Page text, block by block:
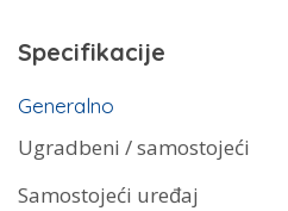
Specifikacije
Generalno
Ugradbeni / samostojeći
Samostojeći uređaj